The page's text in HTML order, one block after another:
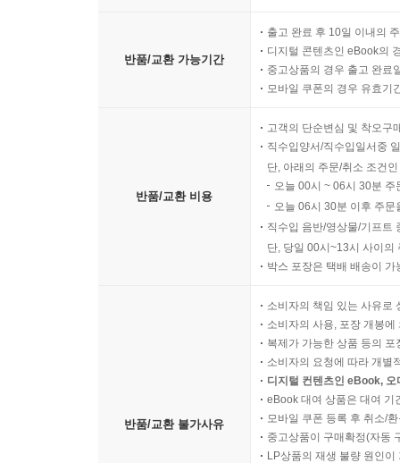
반품/교환 가능기간
출고 완료 후 10일 이내의
디지털 콘텐츠인 eBook의
중고상품의 경우 출고 완료
모바일 쿠폰의 경우 유효기
반품/교환 비용
고객의 단순변심 및 착오구
직수입양서/직수입일서중
단, 아래의 주문/취소 조건
오늘 00시 ~ 06시 30분
오늘 06시 30분 이후 주
직수입 음반/영상물/기프트
단, 당일 00시~13시 사이의
박스 포장은 택배 배송이
반품/교환 불가사유
소비자의 책임 있는 사유로
소비자의 사용, 포장 개봉
복제가 가능한 상품 등의
소비자의 요청에 따라 개별
디지털 컨텐츠인 eBook,
eBook 대여 상품은 대여 기
모바일 쿠폰 등록 후 취소/
중고상품이 구매확정(자동
LP상품의 재생 불량 원인